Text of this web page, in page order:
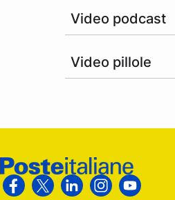
Video podcast
Video pillole
Segui Poste Italiane su
Segui Poste Italiane su X
Segui Poste
SeguiSegui